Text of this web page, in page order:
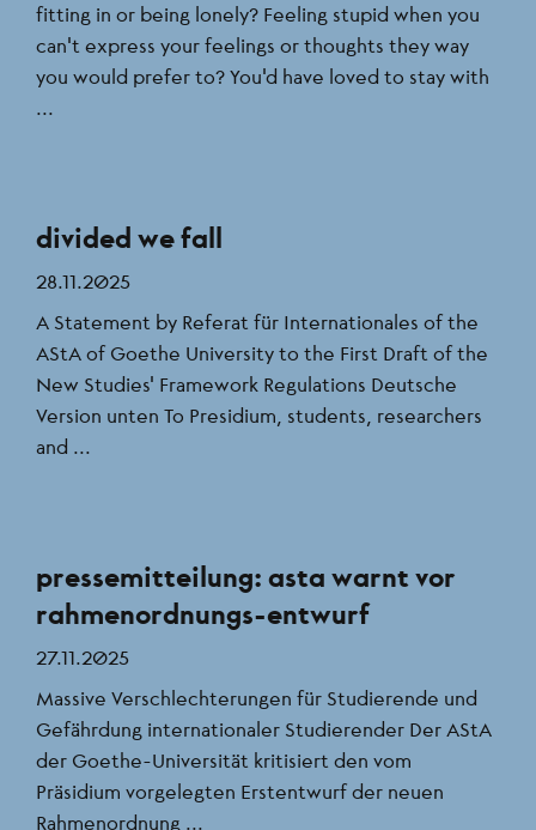
fitting in or being lonely? Feeling stupid when you
can't express your feelings or thoughts they way
you would prefer to? You'd have loved to stay with
...
divided we fall
28.11.2025
A Statement by Referat für Internationales of the
AStA of Goethe University to the First Draft of the
New Studies’ Framework Regulations Deutsche
Version unten To Presidium, students, researchers
and ...
pressemitteilung: asta warnt vor
rahmenordnungs-entwurf
27.11.2025
Massive Verschlechterungen für Studierende und
Gefährdung internationaler Studierender Der AStA
der Goethe-Universität kritisiert den vom
Präsidium vorgelegten Erstentwurf der neuen
Rahmenordnung ...